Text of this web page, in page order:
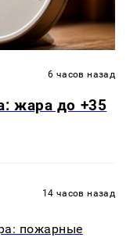
6 часов назад
жара до +35
14 часов назад
пожарные